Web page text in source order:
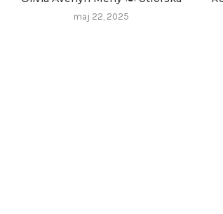
maj 22, 2025